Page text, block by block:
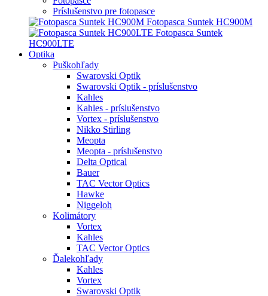
Príslušenstvo pre fotopasce
Fotopasca Suntek HC900M
Fotopasca Suntek
HC900LTE
Optika
Puškohľady
Swarovski Optik
Swarovski Optik - príslušenstvo
Kahles
Kahles - príslušenstvo
Vortex - príslušenstvo
Nikko Stirling
Meopta
Meopta - príslušenstvo
Delta Optical
Bauer
TAC Vector Optics
Hawke
Niggeloh
Kolimátory
Vortex
Kahles
TAC Vector Optics
Ďalekohľady
Kahles
Vortex
Swarovski Optik